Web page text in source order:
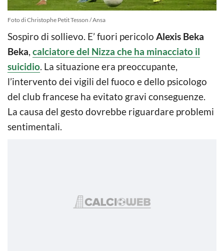
Foto di Christophe Petit Tesson / Ansa
Sospiro di sollievo. E’ fuori pericolo Alexis Beka
Beka, calciatore del Nizza che ha minacciato il
suicidio. La situazione era preoccupante,
l’intervento dei vigili del fuoco e dello psicologo
del club francese ha evitato gravi conseguenze.
La causa del gesto dovrebbe riguardare problemi
sentimentali.